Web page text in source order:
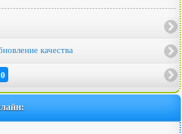
качества
0